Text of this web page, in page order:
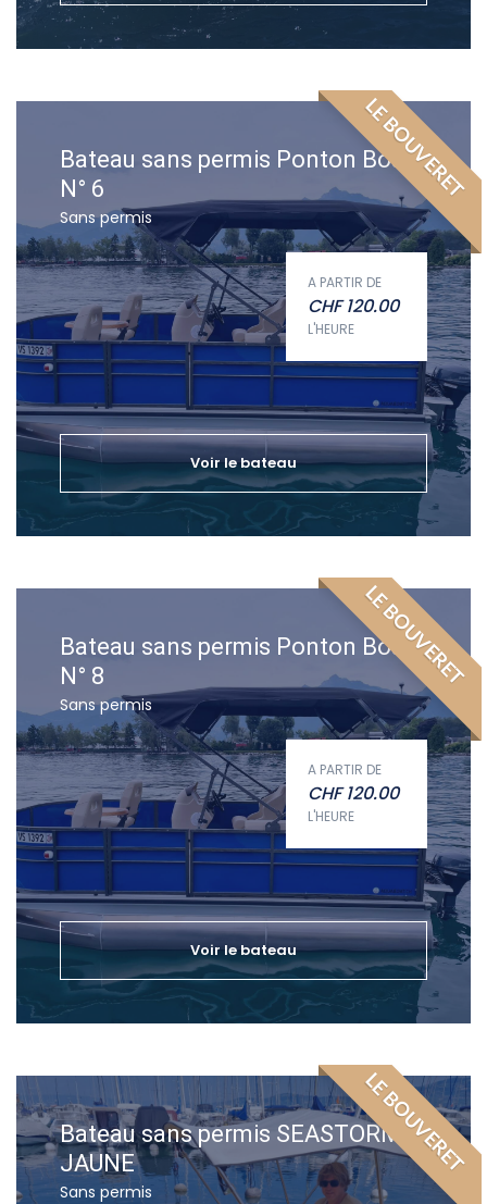
LE BOUVERET
Bateau sans permis Ponton Boat
N° 6
Sans permis
A PARTIR DE
CHF120.00
L'HEURE
Voir le bateau
LE BOUVERET
Bateau sans permis Ponton Boat
N° 8
Sans permis
A PARTIR DE
CHF120.00
L'HEURE
Voir le bateau
LE BOUVERET
Bateau sans permis SEASTORM
JAUNE
Sans permis